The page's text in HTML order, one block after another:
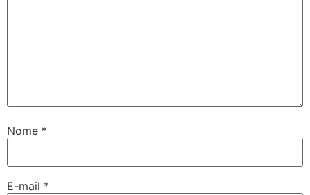
Nome *
E-mail *